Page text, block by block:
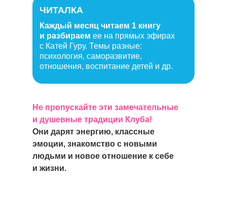
ЧИТАЛКА
Каждый месяц читаем 1 книгу
и разбираем ее на прямых эфирах
с Катей Гуру. Темы разные:
психология, саморазвитие,
отношения, воспитание детей и др.
Не пропускайте эти замечательные
и душевные традиции Клуба!
Они дарят энергию, классные
эмоции, знакомство с новыми
людьми и новое отношение к себе
и жизни.